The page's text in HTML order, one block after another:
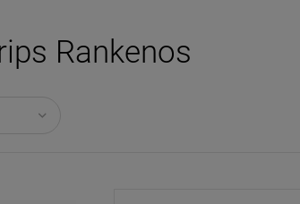
Rankenos